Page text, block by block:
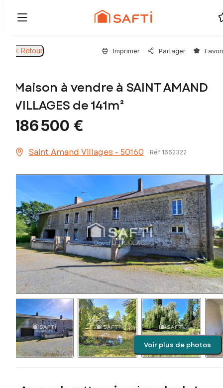
Retour Imprimer Partager
Maison à vendre à SAINT AMAND
VILLAGES de 141m²
186 500 €
Saint Amand Villages - 50160 Réf 1662322
Voir plus de photos